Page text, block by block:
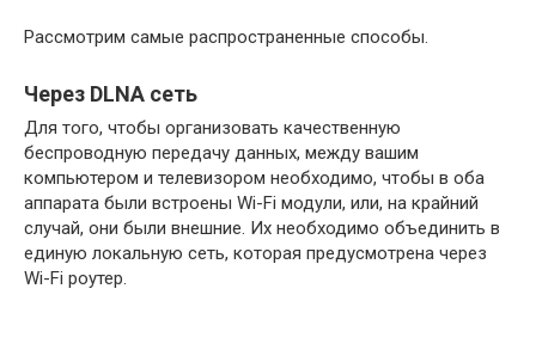
Рассмотрим самые распространенные способы.
Через DLNA сеть
Для того, чтобы организовать качественную
беспроводную передачу данных, между вашим
компьютером и телевизором необходимо, чтобы в оба
аппарата были встроены Wi-Fi модули, или, на крайний
случай, они были внешние. Их необходимо объединить в
единую локальную сеть, которая предусмотрена через
Wi-Fi роутер.